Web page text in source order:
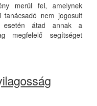
merül fel, amelynek
tanácsadó nem jogosult
esetén átad annak a
megfelelő segítséget